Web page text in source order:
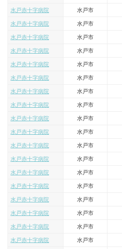
水戸赤十字病院 水戸市
水戸赤十字病院 水戸市
水戸赤十字病院 水戸市
水戸赤十字病院 水戸市
水戸赤十字病院 水戸市
水戸赤十字病院 水戸市
水戸赤十字病院 水戸市
水戸赤十字病院 水戸市
水戸赤十字病院 水戸市
水戸赤十字病院 水戸市
水戸赤十字病院 水戸市
水戸赤十字病院 水戸市
水戸赤十字病院 水戸市
水戸赤十字病院 水戸市
水戸赤十字病院 水戸市
水戸赤十字病院 水戸市
水戸赤十字病院 水戸市
水戸赤十字病院 水戸市